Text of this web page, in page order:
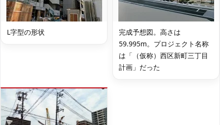
L字型の形状
完成予想図。高さは
59.995m。プロジェクト名称
は「（仮称）西区新町三丁目
計画」だった